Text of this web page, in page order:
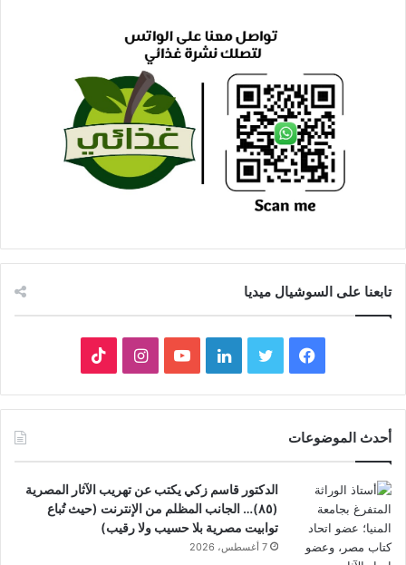
تابعنا على السوشيال ميديا
فيسبوك تويتر لينكدإنيوتيوبانستقرام
أحدث الموضوعات
الدكتور قاسم زكي يكتب عن تهريب الآثار المصرية
(٨٥)… الجانب المظلم من الإنترنت (حيث تُباع
توابيت مصرية بلا حسيب ولا رقيب)
7 أغسطس، 2026